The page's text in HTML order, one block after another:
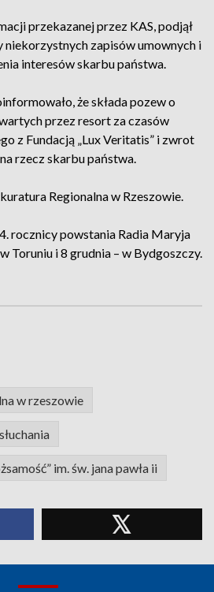
przekazanej przez KAS, podjął
niekorzystnych zapisów umownych i
interesów skarbu państwa.
że składa pozew o
przez resort za czasów
z Fundacją „Lux Veritatis” i zwrot
rzecz skarbu państwa.
Regionalna w Rzeszowie.
rocznicy powstania Radia Maryja
Toruniu i 8 grudnia – w Bydgoszczy.
w rzeszowie
im. św. jana pawła ii